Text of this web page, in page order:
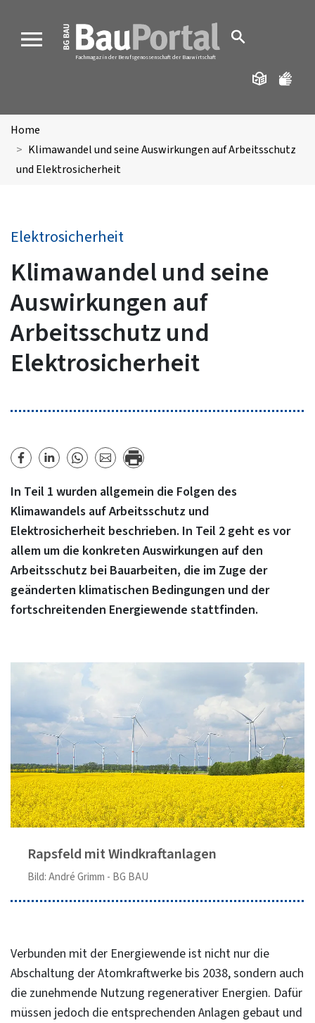
MENU
Fachmagazin der Berufsgenossenschaft der Bauwirtschaft
Home
Klimawandel und seine Auswirkungen auf Arbeitsschutz
und Elektrosicherheit
Elektrosicherheit
Klimawandel und seine
Auswirkungen auf
Arbeitsschutz und
Elektrosicherheit
In Teil 1 wurden allgemein die Folgen des
Klimawandels auf Arbeitsschutz und
Elektrosicherheit beschrieben. In Teil 2 geht es vor
allem um die konkreten Auswirkungen auf den
Arbeitsschutz bei Bauarbeiten, die im Zuge der
geänderten klimatischen Bedingungen und der
fortschreitenden Energiewende stattfinden.
Rapsfeld mit Windkraftanlagen
Bild: André Grimm - BG BAU
Verbunden mit der Energiewende ist nicht nur die
Abschaltung der Atomkraftwerke bis 2038, sondern auch
die zunehmende Nutzung regenerativer Energien. Dafür
müssen jedoch die entsprechenden Anlagen gebaut und